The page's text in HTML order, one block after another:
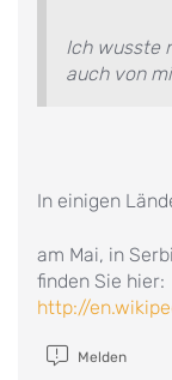
Ich wusste
auch von
In einigen
am Mai, in
finden Sie hier:
http://
Melden